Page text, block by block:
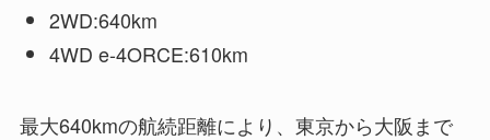
2WD:640km
4WD e-4ORCE:610km
最大640kmの航続距離により、東京から大阪まで